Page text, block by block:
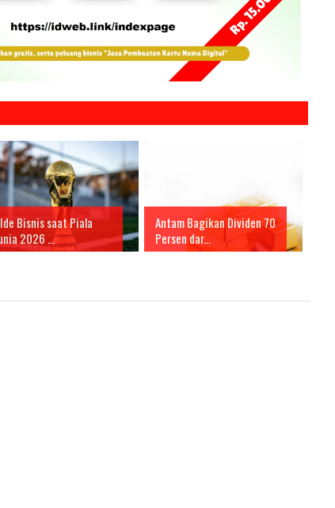
Bisnis saat Piala
2026 ...
Antam Bagikan Dividen 70
Persen dar...